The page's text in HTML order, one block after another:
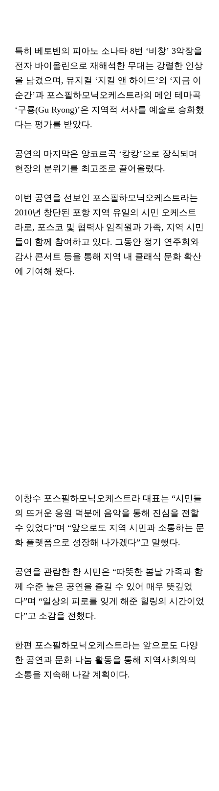
특히 베토벤의 피아노 소나타 8번 ‘비창’ 3악장을
전자 바이올린으로 재해석한 무대는 강렬한 인상
을 남겼으며, 뮤지컬 ‘지킬 앤 하이드’의 ‘지금 이
순간’과 포스필하모닉오케스트라의 메인 테마곡
‘구룡(Gu Ryong)’은 지역적 서사를 예술로 승화했
다는 평가를 받았다.
공연의 마지막은 앙코르곡 ‘캉캉’으로 장식되며
현장의 분위기를 최고조로 끌어올렸다.
이번 공연을 선보인 포스필하모닉오케스트라는
2010년 창단된 포항 지역 유일의 시민 오케스트
라로, 포스코 및 협력사 임직원과 가족, 지역 시민
들이 함께 참여하고 있다. 그동안 정기 연주회와
감사 콘서트 등을 통해 지역 내 클래식 문화 확산
에 기여해 왔다.
이창수 포스필하모닉오케스트라 대표는 “시민들
의 뜨거운 응원 덕분에 음악을 통해 진심을 전할
수 있었다”며 “앞으로도 지역 시민과 소통하는 문
화 플랫폼으로 성장해 나가겠다”고 말했다.
공연을 관람한 한 시민은 “따뜻한 봄날 가족과 함
께 수준 높은 공연을 즐길 수 있어 매우 뜻깊었
다”며 “일상의 피로를 잊게 해준 힐링의 시간이었
다”고 소감을 전했다.
한편 포스필하모닉오케스트라는 앞으로도 다양
한 공연과 문화 나눔 활동을 통해 지역사회와의
소통을 지속해 나갈 계획이다.